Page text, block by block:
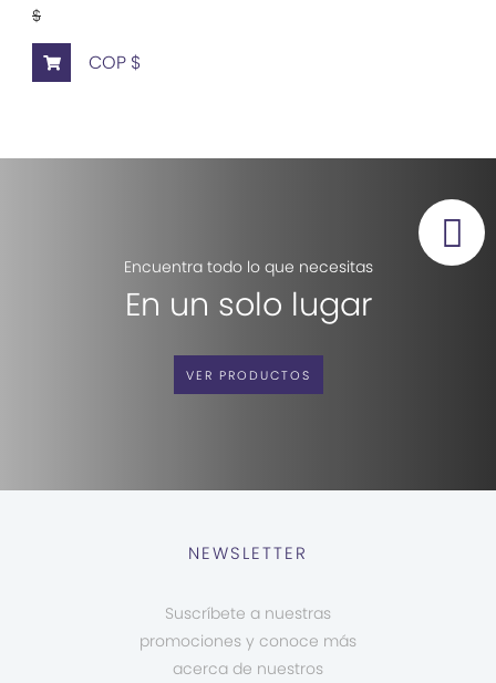
$
COP $
Encuentra todo lo que necesitas
En un solo lugar
VER PRODUCTOS
NEWSLETTER
Suscríbete a nuestras
promociones y conoce más
acerca de nuestros